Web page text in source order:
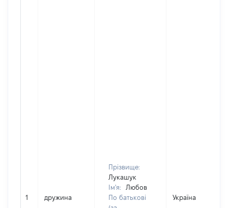
1 дружина
Прізвище:
Лукашук
Ім'я:
Любов
По батькові
Україна